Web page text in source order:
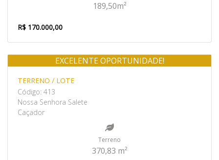
189,50m²
R$ 170.000,00
Venda
EXCELENTE OPORTUNIDADE!
TERRENO / LOTE
Código: 413
Nossa Senhora Salete
Caçador
Terreno
370,83 m²